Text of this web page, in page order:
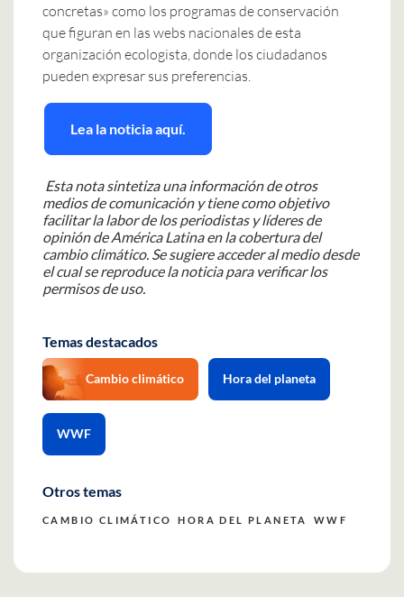
concretas» como los programas de conservación
que figuran en las webs nacionales de esta
organización ecologista, donde los ciudadanos
pueden expresar sus preferencias.
Lea la noticia aquí.
Esta nota sintetiza una información de otros
medios de comunicación y tiene como objetivo
facilitar la labor de los periodistas y líderes de
opinión de América Latina en la cobertura del
cambio climático. Se sugiere acceder al medio desde
el cual se reproduce la noticia para verificar los
permisos de uso.
Temas destacados
Cambio climático Hora del planeta
WWF
Otros temas
CAMBIO CLIMÁTICO HORA DEL PLANETA WWF